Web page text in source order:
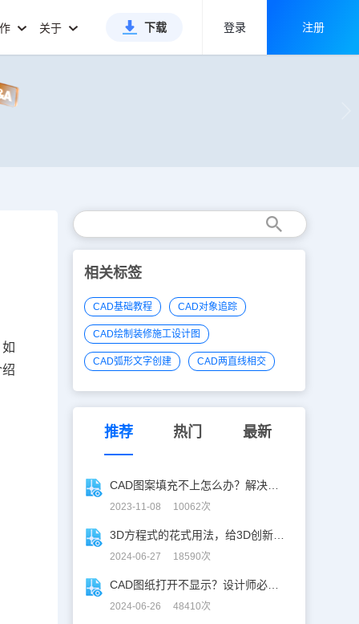
关于 下载 登录 注册
相关标签
CAD基础教程 CAD对象追踪
CAD绘制装修施工设计图
CAD弧形文字创建 CAD两直线相交
推荐 热门 最新
2023-11-08 10062次
2024-06-27 18590次
2024-06-26 48410次